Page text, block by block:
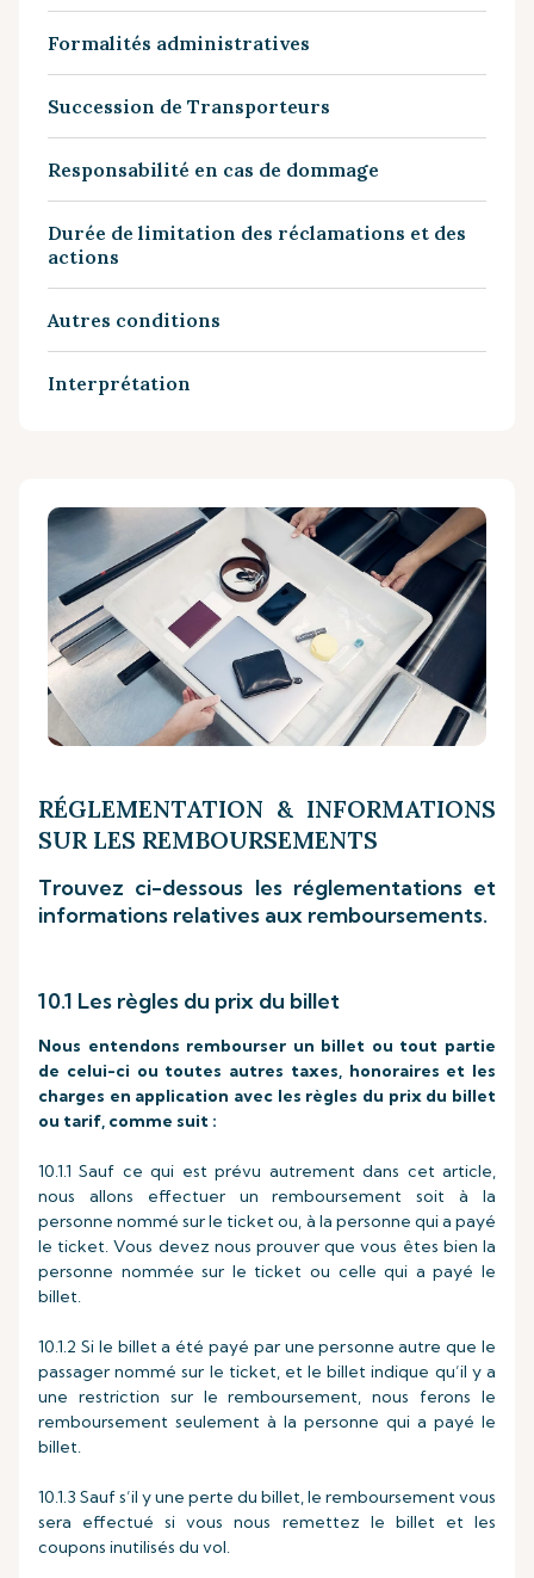
RÉGLEMENTATION & INFORMATIONS
SUR LES REMBOURSEMENTS
Trouvez ci-dessous les réglementations et
informations relatives aux remboursements.
10.1 Les règles du prix du billet
Nous entendons rembourser un billet ou tout partie
de celui-ci ou toutes autres taxes, honoraires et les
charges en application avec les règles du prix du billet
ou tarif, comme suit :
10.1.1 Sauf ce qui est prévu autrement dans cet article,
nous allons effectuer un remboursement soit à la
personne nommé sur le ticket ou, à la personne qui a payé
le ticket. Vous devez nous prouver que vous êtes bien la
personne nommée sur le ticket ou celle qui a payé le
billet.
10.1.2 Si le billet a été payé par une personne autre que le
passager nommé sur le ticket, et le billet indique qu’il y a
une restriction sur le remboursement, nous ferons le
remboursement seulement à la personne qui a payé le
billet.
10.1.3 Sauf s’il y une perte du billet, le remboursement vous
sera effectué si vous nous remettez le billet et les
coupons inutilisés du vol.
Formalités administratives
Succession de Transporteurs
Responsabilité en cas de dommage
Durée de limitation des réclamations et des
actions
Autres conditions
Interprétation